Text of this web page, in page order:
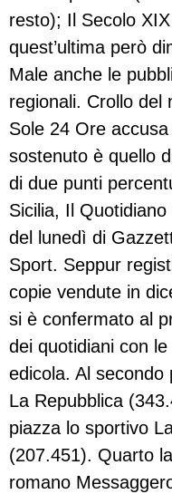
resto); Il Secolo XIX
quest’ultima però
Male anche le
regionali. Crollo del
Sole 24 Ore
sostenuto è quello
di due punti
Sicilia, Il
del lunedì di
Sport. Seppur
copie vendute in
si è confermato al
dei quotidiani con
edicola. Al
La Repubblica
piazza lo sportivo
(207.451). Quarto
romano